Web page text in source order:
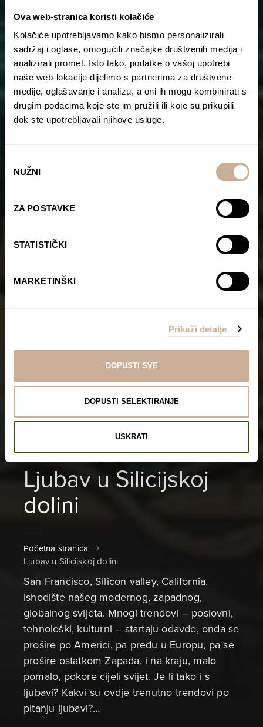
Ova web-stranica koristi kolačiće
Kolačiće upotrebljavamo kako bismo personalizirali
sadržaj i oglase, omogućili značajke društvenih medija i
analizirali promet. Isto tako, podatke o vašoj upotrebi
naše web-lokacije dijelimo s partnerima za društvene
medije, oglašavanje i analizu, a oni ih mogu kombinirati s
drugim podacima koje ste im pružili ili koje su prikupili
dok ste upotrebljavali njihove usluge.
pristanka
NUŽNI
ZA POSTAVKE
STATISTIČKI
MARKETINŠKI
Prikaži detalje
DOPUSTI SVE
DOPUSTI SELEKTIRANJE
USKRATI
Ljubav u Silicijskoj
dolini
Početna stranica
Ljubav u Silicijskoj dolini
San Francisco, Silicon valley, California.
Ishodište našeg modernog, zapadnog,
globalnog svijeta. Mnogi trendovi – poslovni,
tehnološki, kulturni – startaju odavde, onda se
prošire po Americi, pa pređu u Europu, pa se
prošire ostatkom Zapada, i na kraju, malo
pomalo, pokore cijeli svijet. Je li tako i s
ljubavi? Kakvi su ovdje trenutno trendovi po
pitanju ljubavi?…